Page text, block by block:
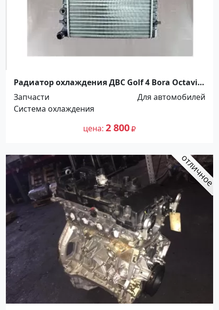
Радиатор охлаждения ДВС Golf 4 Bora Octavia
1998-1416 Краснодар
Запчасти
Для автомобилей
Система охлаждения
цена 2 800